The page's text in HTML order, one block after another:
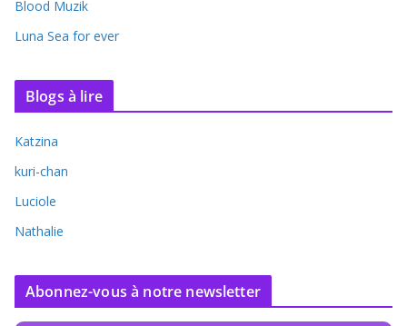
Blood Muzik
Luna Sea for ever
Blogs à lire
Katzina
kuri-chan
Luciole
Nathalie
Abonnez-vous à notre newsletter